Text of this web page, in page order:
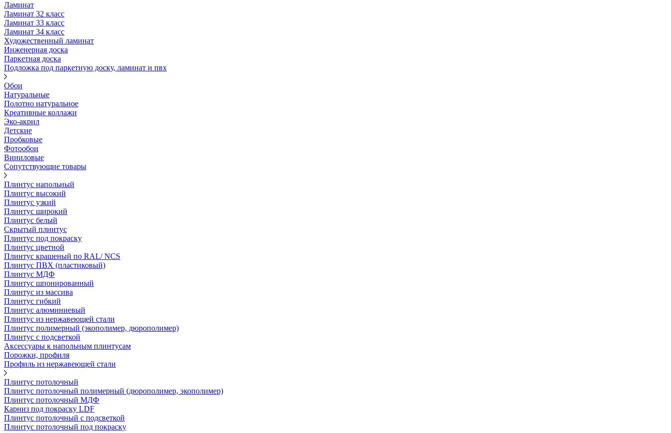
Ламинат
Ламинат 32 класс
Ламинат 33 класс
Ламинат 34 класс
Художественный ламинат
Инженерная доска
Паркетная доска
Подложка под паркетную доску, ламинат и пвх
Обои
Натуральные
Полотно натуральное
Креативные коллажи
Эко-акрил
Детские
Пробковые
Фотообои
Виниловые
Сопутствующие товары
Плинтус напольный
Плинтус высокий
Плинтус узкий
Плинтус широкий
Плинтус белый
Скрытый плинтус
Плинтус под покраску
Плинтус цветной
Плинтус крашеный по RAL/ NCS
Плинтус ПВХ (пластиковый)
Плинтус МДФ
Плинтус шпонированный
Плинтус из массива
Плинтус гибкий
Плинтус алюминиевый
Плинтус из нержавеющей стали
Плинтус полимерный (экополимер, дюрополимер)
Плинтус с подсветкой
Аксессуары к напольным плинтусам
Порожки, профиля
Профиль из нержавеющей стали
Плинтус потолочный
Плинтус потолочный полимерный (дюрополимер, экополимер)
Плинтус потолочный МДФ
Карниз под покраску LDF
Плинтус потолочный с подсветкой
Плинтус потолочный под покраску